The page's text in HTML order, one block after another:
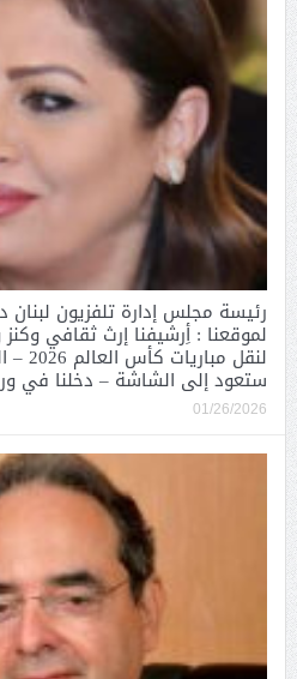
رئيسة مجلس إدارة تلفزيون
لموقعنا : أِرشيفنا إرث ثقافي
لنقل
ستعود إلى الشاشة – دخلنا في
01/26/2026